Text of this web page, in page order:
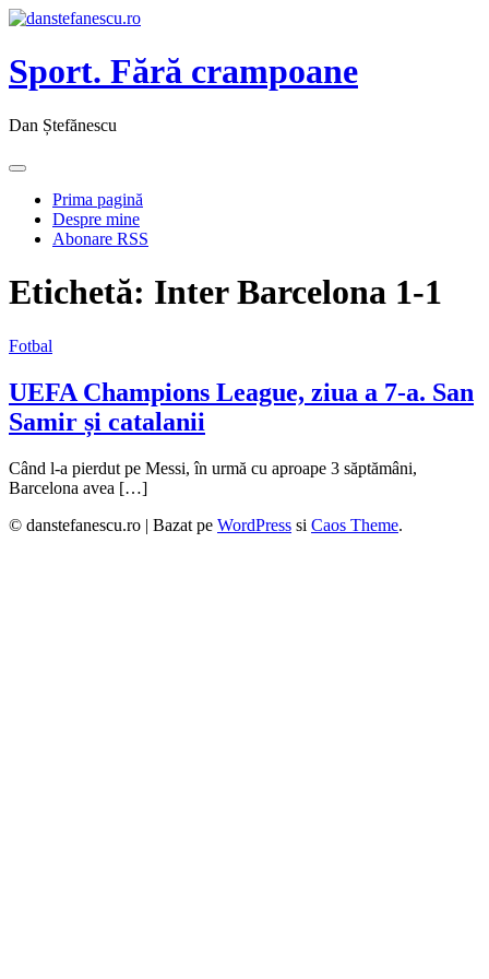
Sport. Fără crampoane
Dan Ștefănescu
Prima pagină
Despre mine
Abonare RSS
Etichetă: Inter Barcelona 1-1
Fotbal
UEFA Champions League, ziua a 7-a. San
Samir și catalanii
Când l-a pierdut pe Messi, în urmă cu aproape 3 săptămâni,
Barcelona avea […]
© danstefanescu.ro | Bazat pe WordPress si Caos Theme.